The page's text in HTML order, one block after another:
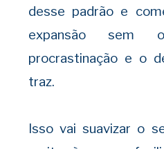
desse padrão e
expansão sem
procrastinação e o
traz.
Isso vai suavizar o